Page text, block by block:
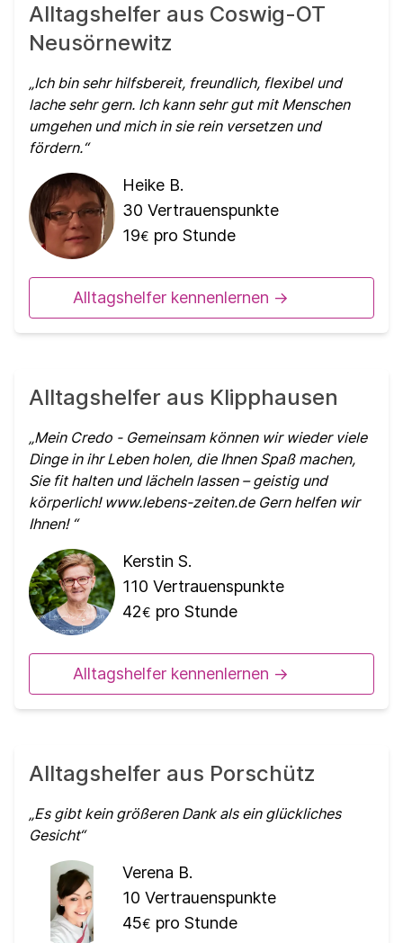
Alltagshelfer aus Coswig-OT
Neusörnewitz
Ich bin sehr hilfsbereit, freundlich, flexibel und
lache sehr gern. Ich kann sehr gut mit Menschen
umgehen und mich in sie rein versetzen und
fördern.
Heike B.
30 Vertrauenspunkte
19€ pro Stunde
Alltagshelfer kennenlernen ->
Alltagshelfer aus Klipphausen
Mein Credo - Gemeinsam können wir wieder viele
Dinge in ihr Leben holen, die Ihnen Spaß machen,
Sie fit halten und lächeln lassen – geistig und
körperlich! www.lebens-zeiten.de Gern helfen wir
Ihnen!
Kerstin S.
110 Vertrauenspunkte
42€ pro Stunde
Alltagshelfer kennenlernen ->
Alltagshelfer aus Porschütz
Es gibt kein größeren Dank als ein glückliches
Gesicht
Verena B.
10 Vertrauenspunkte
45€ pro Stunde